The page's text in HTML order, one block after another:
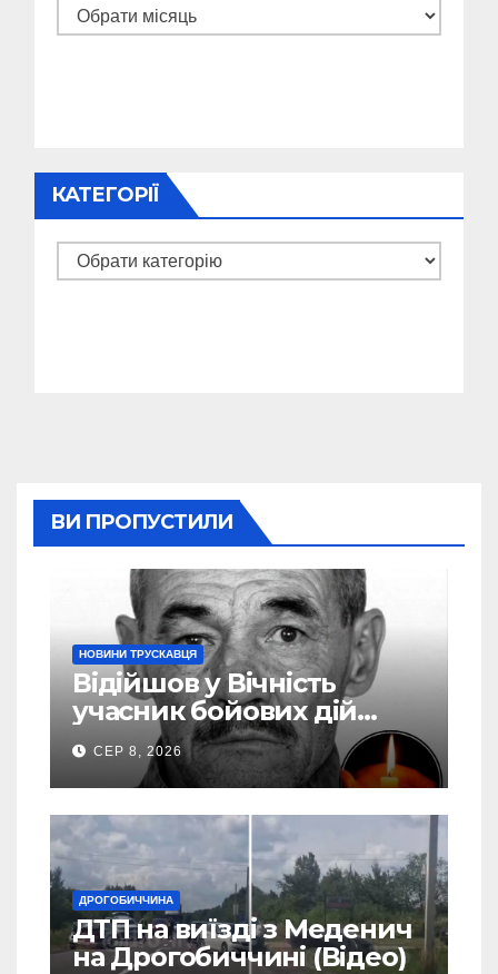
Архіви
КАТЕГОРІЇ
Категорії
ВИ ПРОПУСТИЛИ
НОВИНИ ТРУСКАВЦЯ
Відійшов у Вічність
учасник бойових дій
Василь Іваникович зі
Станилі
СЕР 8, 2026
ДРОГОБИЧЧИНА
ДТП на виїзді з Меденич
на Дрогобиччині (Відео)